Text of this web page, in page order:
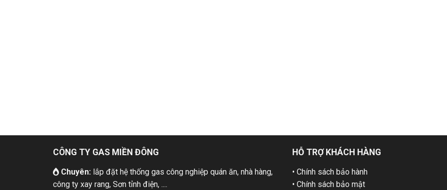
CÔNG TY GAS MIỀN ĐÔNG
Chuyên:lắp đặt hệ thống gas công nghiệp quán ăn, nhà hàng,
công ty xay rang, Sơn tỉnh điện, ....
HỖ TRỢ KHÁCH HÀNG
• Chính sách bảo hành
• Chính sách bảo mật